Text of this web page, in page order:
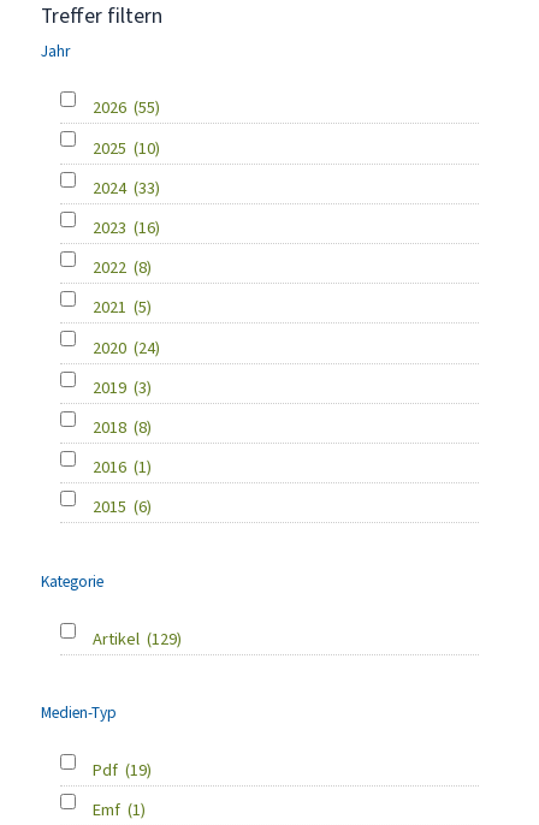
Treffer filtern
Jahr
2026 (55)
2025 (10)
2024 (33)
2023 (16)
2022 (8)
2021 (5)
2020 (24)
2019 (3)
2018 (8)
2016 (1)
2015 (6)
Kategorie
Artikel (129)
Medien-Typ
Pdf (19)
Emf (1)